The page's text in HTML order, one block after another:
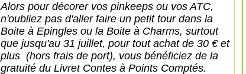
Alors pour décorer vos pinkeeps ou vos ATC,
n'oubliez pas d'aller faire un petit tour dans la
Boite à Epingles ou la Boite à Charms, surtout
que jusqu'au 31 juillet, pour tout achat de 30 € et
plus (hors frais de port), vous bénéficiez de la
gratuité du Livret Contes à Points Comptés.